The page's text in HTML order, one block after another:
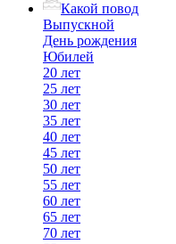
Какой повод
Выпускной
День рождения
Юбилей
20 лет
25 лет
30 лет
35 лет
40 лет
45 лет
50 лет
55 лет
60 лет
65 лет
70 лет